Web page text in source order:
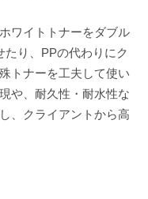
ワイトトナーをダブル
たり、PPの代わりにク
トナーを工夫して使い
や、耐久性・耐水性な
、クライアントから高